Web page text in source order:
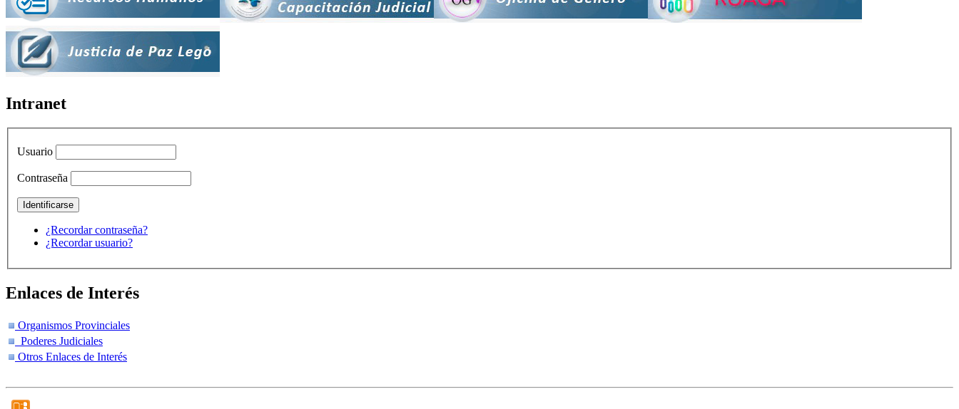
Intranet
Usuario
Contraseña
¿Recordar contraseña?
¿Recordar usuario?
Enlaces de Interés
Organismos Provinciales
Poderes Judiciales
Otros Enlaces de Interés